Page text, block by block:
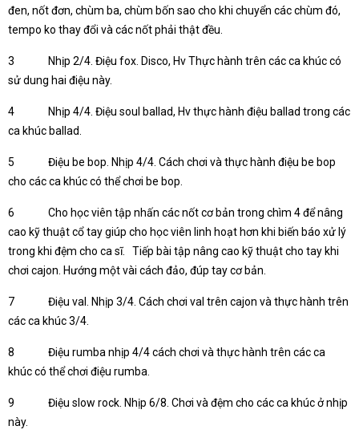
đen, nốt đơn, chùm ba, chùm bốn sao cho khi chuyển các chùm đó,
tempo ko thay đổi và các nốt phải thật đều.
3 Nhịp 2/4. Điệu fox. Disco, Hv Thực hành trên các ca khúc có
sử dung hai điệu này.
4 Nhịp 4/4. Điệu soul ballad, Hv thực hành điệu ballad trong các
ca khúc ballad.
5 Điệu be bop. Nhịp 4/4. Cách chơi và thực hành điệu be bop
cho các ca khúc có thể chơi be bop.
6 Cho học viên tập nhấn các nốt cơ bản trong chìm 4 để nâng
cao kỹ thuật cổ tay giúp cho học viên linh hoạt hơn khi biến báo xử lý
trong khi đệm cho ca sĩ. Tiếp bài tập nâng cao kỹ thuật cho tay khi
chơi cajon. Hướng một vài cách đảo, đúp tay cơ bản.
7 Điệu val. Nhịp 3/4. Cách chơi val trên cajon và thực hành trên
các ca khúc 3/4.
8 Điệu rumba nhịp 4/4 cách chơi và thực hành trên các ca
khúc có thể chơi điệu rumba.
9 Điệu slow rock. Nhịp 6/8. Chơi và đệm cho các ca khúc ở nhịp
này.